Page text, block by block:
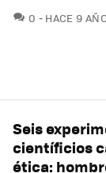
0 HACE 9
Seis
científicios
ética: